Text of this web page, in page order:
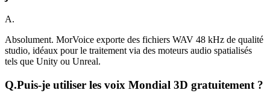
A.
Absolument. MorVoice exporte des fichiers WAV 48 kHz de qualité
studio, idéaux pour le traitement via des moteurs audio spatialisés
tels que Unity ou Unreal.
Q.Puis-je utiliser les voix Mondial 3D gratuitement ?